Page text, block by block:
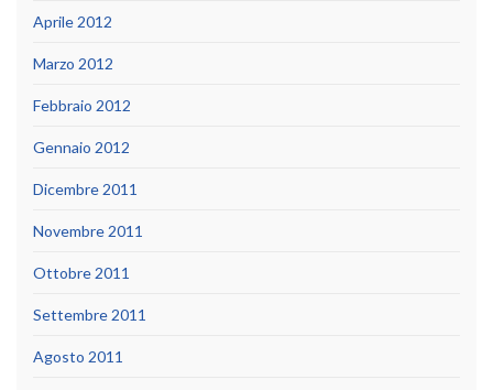
Aprile 2012
Marzo 2012
Febbraio 2012
Gennaio 2012
Dicembre 2011
Novembre 2011
Ottobre 2011
Settembre 2011
Agosto 2011